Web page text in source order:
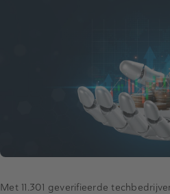
Met 11.301 geverifieerde